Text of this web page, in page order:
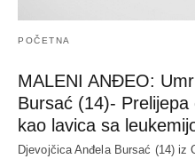
POČETNA
MALENI ANĐEO:
Bursać (14)-
kao lavica sa
Djevojčica Anđela Bursać (14) iz